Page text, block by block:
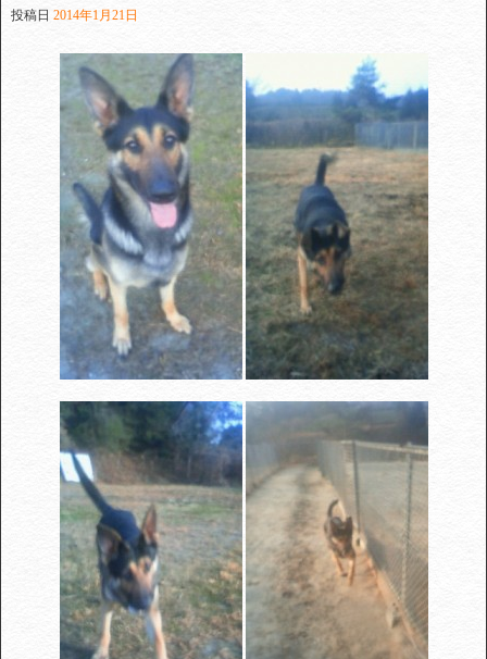
投稿日 2014年1月21日